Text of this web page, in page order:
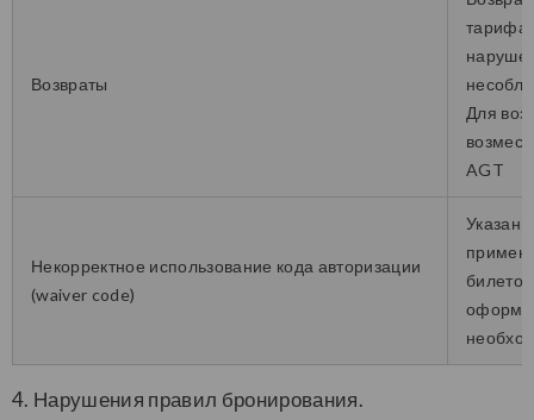
Возвраты
тарифа,
Для
AGT
Некорректное использование кода авторизации
(waiver code)
4. Нарушения правил бронирования.